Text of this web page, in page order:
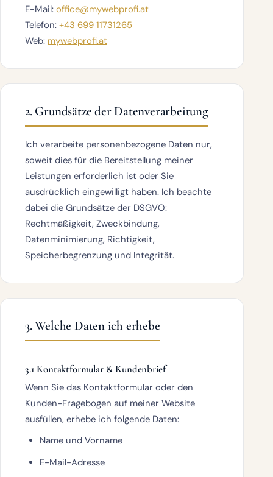
E-Mail: office@mywebprofi.at
Telefon: +43 699 11731265
Web: mywebprofi.at
2. Grundsätze der Datenverarbeitung
Ich verarbeite personenbezogene Daten nur,
soweit dies für die Bereitstellung meiner
Leistungen erforderlich ist oder Sie
ausdrücklich eingewilligt haben. Ich beachte
dabei die Grundsätze der DSGVO:
Rechtmäßigkeit, Zweckbindung,
Datenminimierung, Richtigkeit,
Speicherbegrenzung und Integrität.
3. Welche Daten ich erhebe
3.1 Kontaktformular & Kundenbrief
Wenn Sie das Kontaktformular oder den
Kunden-Fragebogen auf meiner Website
ausfüllen, erhebe ich folgende Daten:
Name und Vorname
E-Mail-Adresse